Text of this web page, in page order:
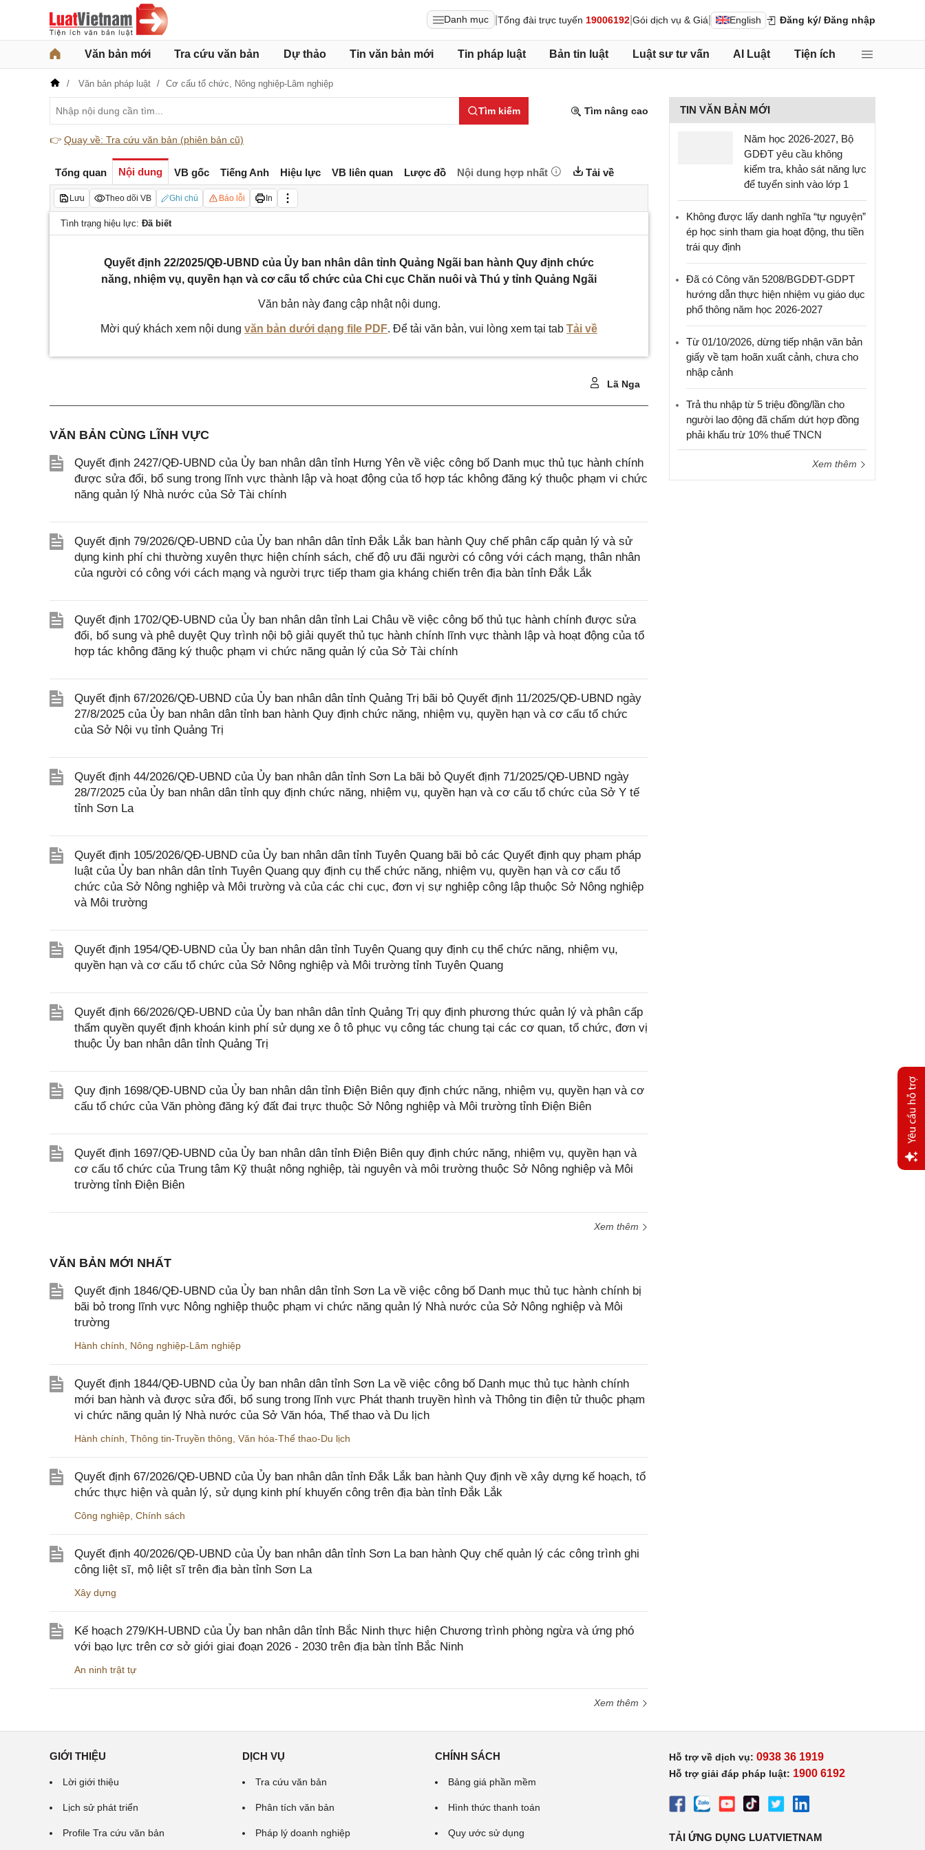
Danh mục Tổng đài trực tuyến 19006192 Gói dịch vụ & Giá English Đăng ký/ Đăng nhập
Văn bản mới Tra cứu văn bản Dự thảo Tin văn bản mới Tin pháp luật Bản tin luật Luật sư tư vấn AI Luật Tiện ích
Văn bản pháp luật Cơ cấu tổ chức, Nông nghiệp-Lâm nghiệp
Tìm kiếm Tìm nâng cao
👉 Quay về: Tra cứu văn bản (phiên bản cũ)
Tổng quan Nội dung VB gốc Tiếng Anh Hiệu lực VB liên quan Lược đồ Nội dung hợp nhất Tải về
Lưu Theo dõi VB Ghi chú Báo lỗi In
Tình trạng hiệu lực: Đã biết
Quyết định 22/2025/QĐ-UBND của Ủy ban nhân dân tỉnh Quảng Ngãi ban hành Quy định chức
năng, nhiệm vụ, quyền hạn và cơ cấu tổ chức của Chi cục Chăn nuôi và Thú y tỉnh Quảng Ngãi
Văn bản này đang cập nhật nội dung.
Mời quý khách xem nội dung văn bản dưới dạng file PDF. Để tải văn bản, vui lòng xem tại tab Tải về
Lã Nga
VĂN BẢN CÙNG LĨNH VỰC
Quyết định 2427/QĐ-UBND của Ủy ban nhân dân tỉnh Hưng Yên về việc công bố Danh mục thủ tục hành chính
được sửa đổi, bổ sung trong lĩnh vực thành lập và hoạt động của tổ hợp tác không đăng ký thuộc phạm vi chức
năng quản lý Nhà nước của Sở Tài chính
Quyết định 79/2026/QĐ-UBND của Ủy ban nhân dân tỉnh Đắk Lắk ban hành Quy chế phân cấp quản lý và sử
dụng kinh phí chi thường xuyên thực hiện chính sách, chế độ ưu đãi người có công với cách mạng, thân nhân
của người có công với cách mạng và người trực tiếp tham gia kháng chiến trên địa bàn tỉnh Đắk Lắk
Quyết định 1702/QĐ-UBND của Ủy ban nhân dân tỉnh Lai Châu về việc công bố thủ tục hành chính được sửa
đổi, bổ sung và phê duyệt Quy trình nội bộ giải quyết thủ tục hành chính lĩnh vực thành lập và hoạt động của tổ
hợp tác không đăng ký thuộc phạm vi chức năng quản lý của Sở Tài chính
Quyết định 67/2026/QĐ-UBND của Ủy ban nhân dân tỉnh Quảng Trị bãi bỏ Quyết định 11/2025/QĐ-UBND ngày
27/8/2025 của Ủy ban nhân dân tỉnh ban hành Quy định chức năng, nhiệm vụ, quyền hạn và cơ cấu tổ chức
của Sở Nội vụ tỉnh Quảng Trị
Quyết định 44/2026/QĐ-UBND của Ủy ban nhân dân tỉnh Sơn La bãi bỏ Quyết định 71/2025/QĐ-UBND ngày
28/7/2025 của Ủy ban nhân dân tỉnh quy định chức năng, nhiệm vụ, quyền hạn và cơ cấu tổ chức của Sở Y tế
tỉnh Sơn La
Quyết định 105/2026/QĐ-UBND của Ủy ban nhân dân tỉnh Tuyên Quang bãi bỏ các Quyết định quy phạm pháp
luật của Ủy ban nhân dân tỉnh Tuyên Quang quy định cụ thể chức năng, nhiệm vụ, quyền hạn và cơ cấu tổ
chức của Sở Nông nghiệp và Môi trường và của các chi cục, đơn vị sự nghiệp công lập thuộc Sở Nông nghiệp
và Môi trường
Quyết định 1954/QĐ-UBND của Ủy ban nhân dân tỉnh Tuyên Quang quy định cụ thể chức năng, nhiệm vụ,
quyền hạn và cơ cấu tổ chức của Sở Nông nghiệp và Môi trường tỉnh Tuyên Quang
Quyết định 66/2026/QĐ-UBND của Ủy ban nhân dân tỉnh Quảng Trị quy định phương thức quản lý và phân cấp
thẩm quyền quyết định khoán kinh phí sử dụng xe ô tô phục vụ công tác chung tại các cơ quan, tổ chức, đơn vị
thuộc Ủy ban nhân dân tỉnh Quảng Trị
Quy định 1698/QĐ-UBND của Ủy ban nhân dân tỉnh Điện Biên quy định chức năng, nhiệm vụ, quyền hạn và cơ
cấu tổ chức của Văn phòng đăng ký đất đai trực thuộc Sở Nông nghiệp và Môi trường tỉnh Điện Biên
Quyết định 1697/QĐ-UBND của Ủy ban nhân dân tỉnh Điện Biên quy định chức năng, nhiệm vụ, quyền hạn và
cơ cấu tổ chức của Trung tâm Kỹ thuật nông nghiệp, tài nguyên và môi trường thuộc Sở Nông nghiệp và Môi
trường tỉnh Điện Biên
Xem thêm
VĂN BẢN MỚI NHẤT
Quyết định 1846/QĐ-UBND của Ủy ban nhân dân tỉnh Sơn La về việc công bố Danh mục thủ tục hành chính bị
bãi bỏ trong lĩnh vực Nông nghiệp thuộc phạm vi chức năng quản lý Nhà nước của Sở Nông nghiệp và Môi
trường
Hành chính Nông nghiệp-Lâm nghiệp
Quyết định 1844/QĐ-UBND của Ủy ban nhân dân tỉnh Sơn La về việc công bố Danh mục thủ tục hành chính
mới ban hành và được sửa đổi, bổ sung trong lĩnh vực Phát thanh truyền hình và Thông tin điện tử thuộc phạm
vi chức năng quản lý Nhà nước của Sở Văn hóa, Thể thao và Du lịch
Hành chính Thông tin-Truyền thông Văn hóa-Thể thao-Du lịch
Quyết định 67/2026/QĐ-UBND của Ủy ban nhân dân tỉnh Đắk Lắk ban hành Quy định về xây dựng kế hoạch, tổ
chức thực hiện và quản lý, sử dụng kinh phí khuyến công trên địa bàn tỉnh Đắk Lắk
Công nghiệp Chính sách
Quyết định 40/2026/QĐ-UBND của Ủy ban nhân dân tỉnh Sơn La ban hành Quy chế quản lý các công trình ghi
công liệt sĩ, mộ liệt sĩ trên địa bàn tỉnh Sơn La
Xây dựng
Kế hoạch 279/KH-UBND của Ủy ban nhân dân tỉnh Bắc Ninh thực hiện Chương trình phòng ngừa và ứng phó
với bạo lực trên cơ sở giới giai đoạn 2026 - 2030 trên địa bàn tỉnh Bắc Ninh
An ninh trật tự
Xem thêm
TIN VĂN BẢN MỚI
Năm học 2026-2027, Bộ
GDĐT yêu cầu không
kiểm tra, khảo sát năng lực
để tuyển sinh vào lớp 1
Không được lấy danh nghĩa “tự nguyện”
ép học sinh tham gia hoạt động, thu tiền
trái quy định
Đã có Công văn 5208/BGDĐT-GDPT
hướng dẫn thực hiện nhiệm vụ giáo dục
phổ thông năm học 2026-2027
Từ 01/10/2026, dừng tiếp nhận văn bản
giấy về tạm hoãn xuất cảnh, chưa cho
nhập cảnh
Trả thu nhập từ 5 triệu đồng/lần cho
người lao động đã chấm dứt hợp đồng
phải khấu trừ 10% thuế TNCN
Xem thêm
GIỚI THIỆU
Lời giới thiệu
Lịch sử phát triển
Profile Tra cứu văn bản
DỊCH VỤ
Tra cứu văn bản
Phân tích văn bản
Pháp lý doanh nghiệp
CHÍNH SÁCH
Bảng giá phần mềm
Hình thức thanh toán
Quy ước sử dụng
Hỗ trợ về dịch vụ: 0938 36 1919
Hỗ trợ giải đáp pháp luật: 1900 6192
TẢI ỨNG DỤNG LUATVIETNAM